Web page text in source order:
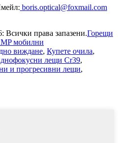
boris.optical@foxmail.com
Всички права запазени.Горещи
мобилни
виждане, Купете очила,
лещи Cr39,
и прогресивни лещи,